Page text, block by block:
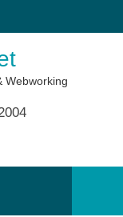
Webworking